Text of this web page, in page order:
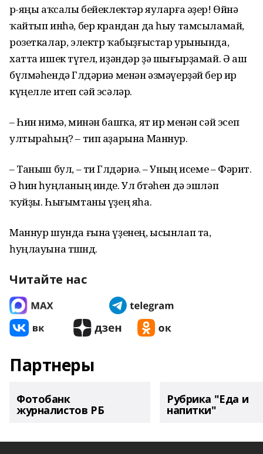
өр-яңы аҡсалы бейеклектәр яуларға әҙер! Өйөнә
ҡайтып инһә, бер крандан да һыу тамсыламай,
розеткалар, электр ҡабыҙғыстар урынында,
хатта ишек түгел, иҙәндәр ҙә шығырҙамай. Ә аш
бүлмәһендә Гөлдәриә менән әзмәүерҙәй бер ир
күңелле итеп сәй эсәләр.
– Һин нимә, минән башҡа, ят ир менән сәй эсеп
ултыраһың? – тип аҙарына Маннур.
– Таныш бул, – ти Гөлдәриә. – Уның исеме – Фәрит.
Ә һин һуңланың инде. Ул бөтәһен дә эшләп
ҡуйҙы. Һығымтаны үҙең яһа.
Маннур шунда ғына үҙенең, ысынлап та,
һуңлауына төшөндө.
Читайте нас
Партнеры
Фотобанк
журналистов РБ
Рубрика "Еда и
напитки"